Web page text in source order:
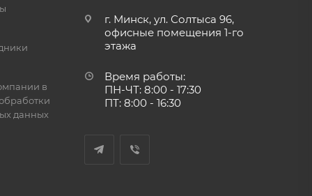
в
данных
г. Минск, ул. Солтыса 96,
офисные помещения 1-го
этажа
Время работы:
ПН-ЧТ: 8:00 - 17:30
ПТ: 8:00 - 16:30